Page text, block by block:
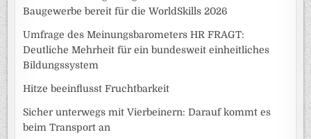
Baugewerbe bereit für die WorldSkills 2026
Umfrage des Meinungsbarometers HR FRAGT:
Deutliche Mehrheit für ein bundesweit einheitliches
Bildungssystem
Hitze beeinflusst Fruchtbarkeit
Sicher unterwegs mit Vierbeinern: Darauf kommt es
beim Transport an